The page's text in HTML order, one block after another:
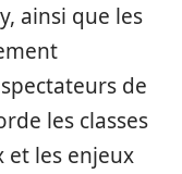
ainsi que les
de
les classes
et les enjeux